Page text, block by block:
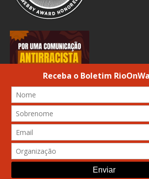
© 2026 Atribuição-Uso não comercial-